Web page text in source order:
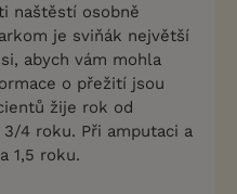
naštěstí osobně
je sviňák největší
abych vám mohla
o přežití jsou
žije rok od
4 roku. Při amputaci a
1,5 roku.